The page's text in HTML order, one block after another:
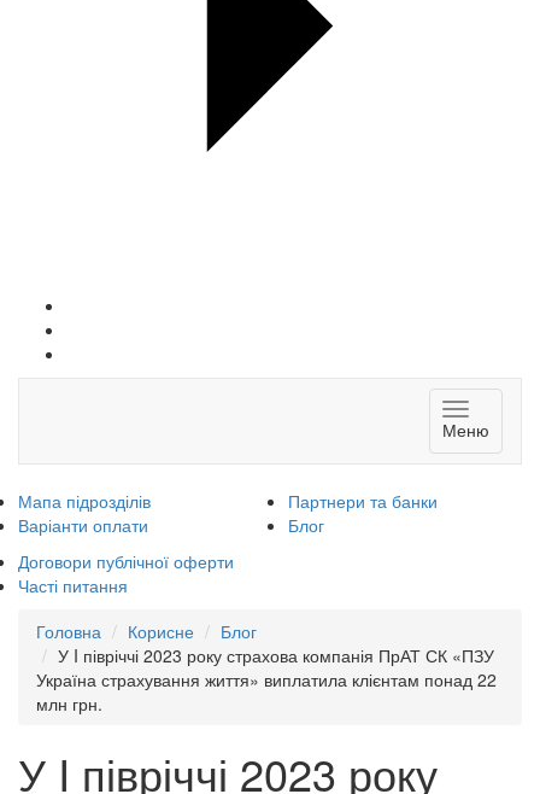
Toggle
Меню
Мапа підрозділів
Варіанти оплати
Партнери та банки
Блог
Договори публічної оферти
Часті питання
Головна
Корисне
Блог
У I півріччі 2023 року страхова компанія ПрАТ СК «ПЗУ
Україна страхування життя» виплатила клієнтам понад 22
млн грн.
У I півріччі 2023 року